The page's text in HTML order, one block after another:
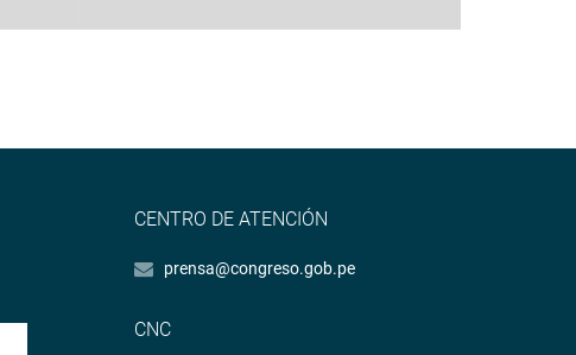
CENTRO DE ATENCIÓN
prensa@congreso.gob.pe
CNC